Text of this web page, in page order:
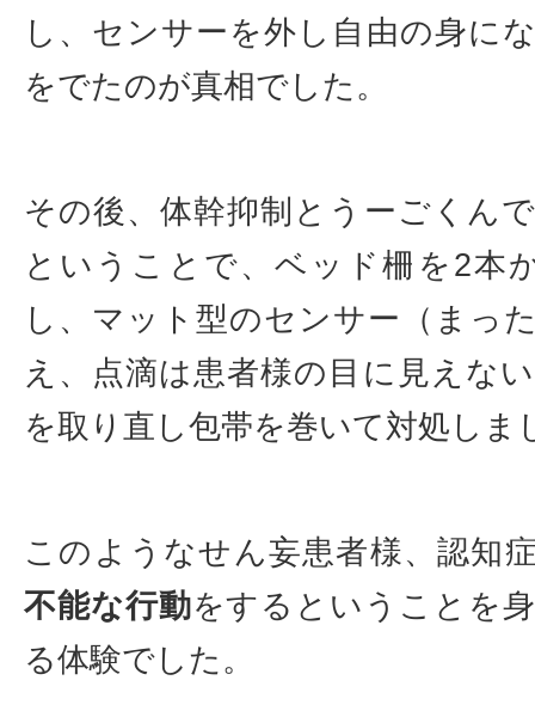
し、センサーを外し自由の身に
をでたのが真相でした。
その後、体幹抑制とうーごくん
ということで、ベッド柵を2本
し、マット型のセンサー（まっ
え、点滴は患者様の目に見えな
を取り直し包帯を巻いて対処しま
このようなせん妄患者様、認知
不能な行動をするということを
る体験でした。